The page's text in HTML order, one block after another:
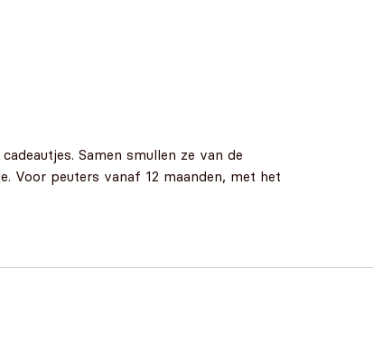
Samen smullen ze van de
Voor peuters vanaf 12 maanden, met het